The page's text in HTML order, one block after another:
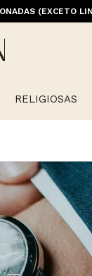
(EXCETO
RELIGIOSAS